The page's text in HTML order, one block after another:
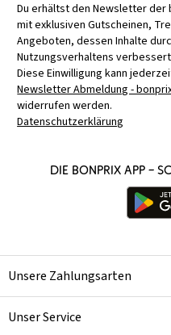
Du erhältst den Newsletter der
mit exklusiven Gutscheinen,
Angeboten, dessen Inhalte
Nutzungsverhaltens
Diese Einwilligung kann
Newsletter Abmeldung -
widerrufen werden.
Datenschutzerklärung
Die bonprix App –
Unsere Zahlungsarten
Unser Service